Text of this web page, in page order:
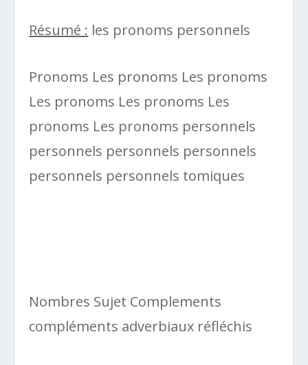
Résumé : les pronoms personnels
Pronoms Les pronoms Les pronoms
Les pronoms Les pronoms Les
pronoms Les pronoms personnels
personnels personnels personnels
personnels personnels tomiques
Nombres Sujet Complements
compléments adverbiaux réfléchis